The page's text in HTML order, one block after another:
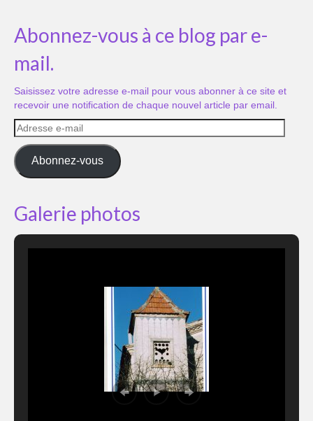
Abonnez-vous à ce blog par e-
mail.
Saisissez votre adresse e-mail pour vous abonner à ce site et
recevoir une notification de chaque nouvel article par email.
Adresse
e-
mail
Abonnez-vous
Galerie photos